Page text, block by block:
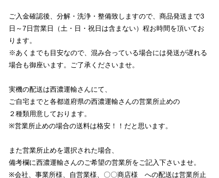
ご入金確認後、分解・洗浄・整備致しますので、商品発送まで3
日～7日営業日（土・日・祝日は含まない）程お時間を頂いてお
ります。
※あくまでも目安なので、混み合っている場合には発送が遅れる
場合も御座います。ご了承くださいませ。
実機の配送は西濃運輸さんにて、
ご自宅までと各都道府県の西濃運輸さんの営業所止めの
２種類用意しております。
※営業所止めの場合の送料は格安！！だと思います。
また営業所止めを選択された場合、
備考欄に西濃運輸さんのご希望の営業所をご記入下さいませ。
※会社、事業所様、自営業様、〇〇商店様 への配送は営業所止